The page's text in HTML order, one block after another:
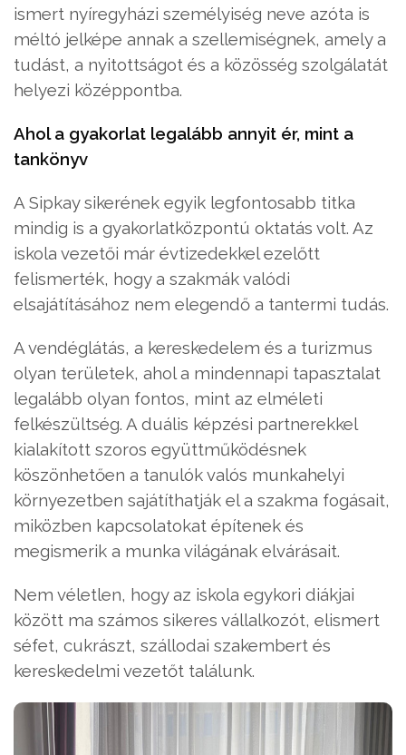
ismert nyíregyházi személyiség neve azóta is
méltó jelképe annak a szellemiségnek, amely a
tudást, a nyitottságot és a közösség szolgálatát
helyezi középpontba.
Ahol a gyakorlat legalább annyit ér, mint a
tankönyv
A Sipkay sikerének egyik legfontosabb titka
mindig is a gyakorlatközpontú oktatás volt. Az
iskola vezetői már évtizedekkel ezelőtt
felismerték, hogy a szakmák valódi
elsajátításához nem elegendő a tantermi tudás.
A vendéglátás, a kereskedelem és a turizmus
olyan területek, ahol a mindennapi tapasztalat
legalább olyan fontos, mint az elméleti
felkészültség. A duális képzési partnerekkel
kialakított szoros együttműködésnek
köszönhetően a tanulók valós munkahelyi
környezetben sajátíthatják el a szakma fogásait,
miközben kapcsolatokat építenek és
megismerik a munka világának elvárásait.
Nem véletlen, hogy az iskola egykori diákjai
között ma számos sikeres vállalkozót, elismert
séfet, cukrászt, szállodai szakembert és
kereskedelmi vezetőt találunk.